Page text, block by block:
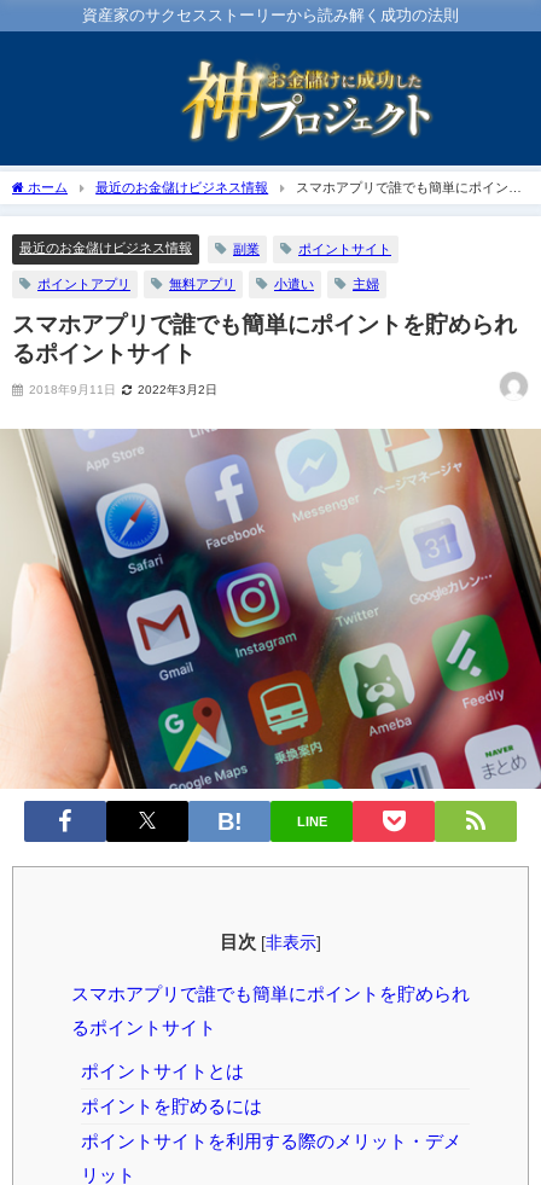
資産家のサクセスストーリーから読み解く成功の法則
ホーム 最近のお金儲けビジネス情報
スマホアプリで誰でも簡単にポイント
を貯められるポイントサイト
最近のお金儲けビジネス情報 副業 ポイントサイト
ポイントアプリ 無料アプリ 小遣い 主婦
スマホアプリで誰でも簡単にポイントを貯められ
るポイントサイト
2018年9月11日 2022年3月2日
LINE
目次 [非表示]
スマホアプリで誰でも簡単にポイントを貯められ
るポイントサイト
ポイントサイトとは
ポイントを貯めるには
ポイントサイトを利用する際のメリット・デメ
リット